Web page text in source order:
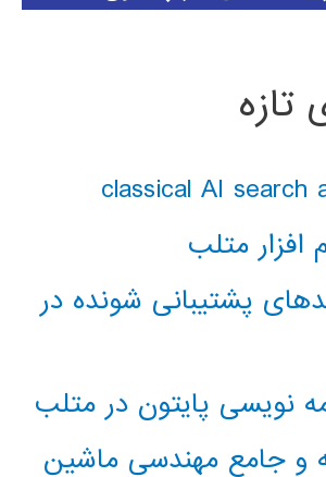
تازه
افزار متلب
پشتیبانی شونده در
نویسی پایتون در متلب
و جامع مهندسی ماشین